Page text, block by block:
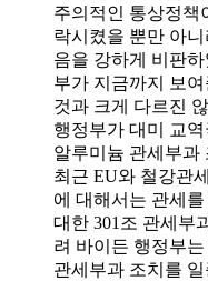
주의적인 통상정책
락시켰을 뿐만 아
음을 강하게 비판
부가 지금까지 보
것과 크게 다르진
행정부가 대미 교
알루미늄 관세부과
최근 EU와 철강관
에 대해서는 관세
대한 301조 관세부
려 바이든 행정부
관세부과 조치를